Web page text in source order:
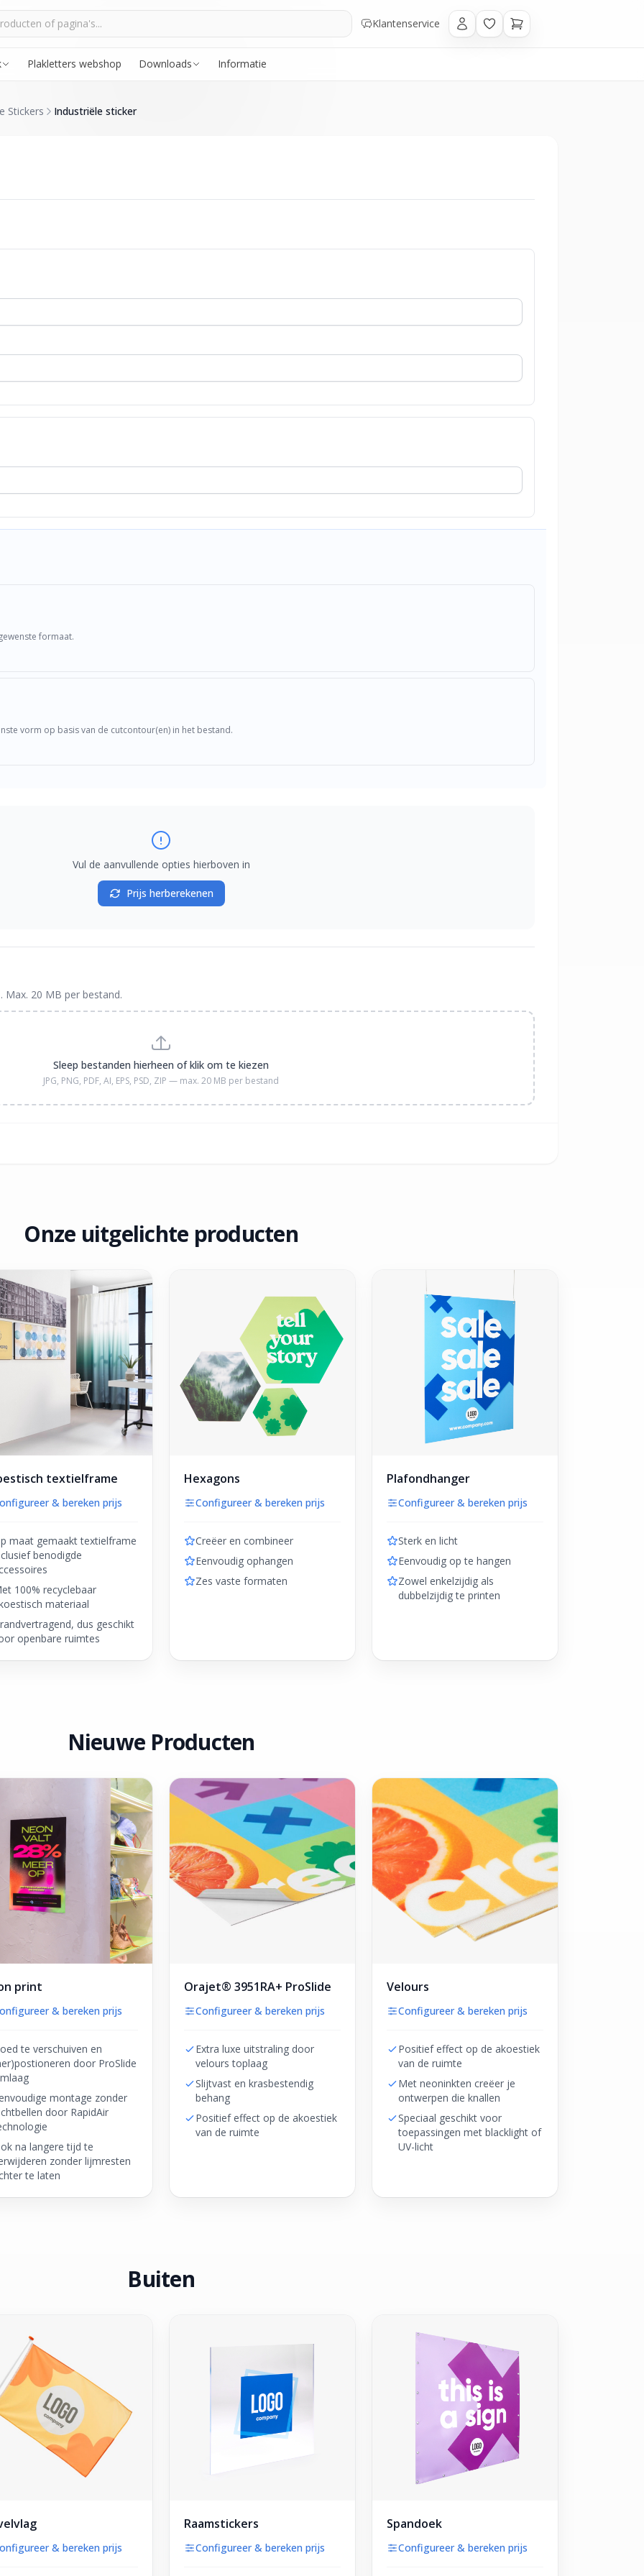
Klantenservice
Plakletters webshop Downloads Informatie
Stickers Industriële sticker
formaat.
vorm op basis van de cutcontour(en) in het bestand.
Vul de aanvullende opties hierboven in
Prijs herberekenen
20 MB per bestand.
Sleep bestanden hierheen of klik om te kiezen
JPG, PNG, PDF, AI, EPS, PSD, ZIP — max. 20 MB per bestand
Onze uitgelichte producten
textielframe
& bereken prijs
maat gemaakt textielframe
benodigde
100% recyclebaar
materiaal
dus geschikt
openbare ruimtes
Hexagons
Configureer & bereken prijs
Creëer en combineer
Eenvoudig ophangen
Zes vaste formaten
Plafondhanger
Configureer & bereken prijs
Sterk en licht
Eenvoudig op te hangen
Zowel enkelzijdig als
dubbelzijdig te printen
Nieuwe Producten
print
& bereken prijs
te verschuiven en
door ProSlide
montage zonder
door RapidAir
na langere tijd te
zonder lijmresten
te laten
Orajet® 3951RA+ ProSlide
Configureer & bereken prijs
Extra luxe uitstraling door
velours toplaag
Slijtvast en krasbestendig
behang
Positief effect op de akoestiek
van de ruimte
Velours
Configureer & bereken prijs
Positief effect op de akoestiek
van de ruimte
Met neoninkten creëer je
ontwerpen die knallen
Speciaal geschikt voor
toepassingen met blacklight of
UV-licht
Buiten
& bereken prijs
Raamstickers
Configureer & bereken prijs
Spandoek
Configureer & bereken prijs